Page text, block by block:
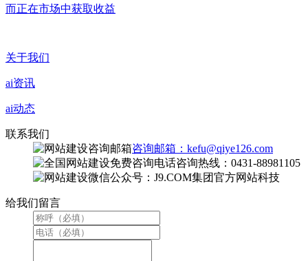
而正在市场中获取收益
关于我们
ai资讯
ai动态
联系我们
咨询邮箱：kefu@qiye126.com
咨询热线：0431-88981105
微信公众号：J9.COM集团官方网站科技
给我们留言